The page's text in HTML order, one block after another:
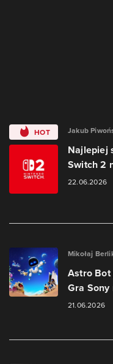
HOT Jakub
Najlepiej
Switch 2
22.06.2026
Mikołaj
Astro
Gra
21.06.2026